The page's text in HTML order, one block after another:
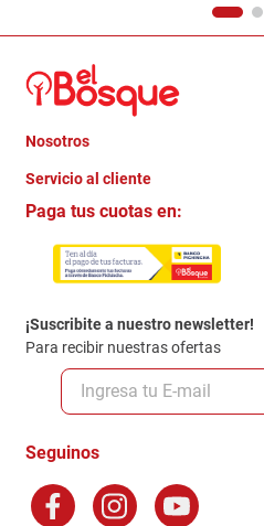
Nosotros
Quienes somos
Trabaja con Nosotros
Contacto
Servicio al cliente
Crédito Directo
Garantia
Politica de Privacidad
Políticas y condiciones GiftCard
Formas de Pago
Terminos y Condiciones
Factura Electronica
Paga tus cuotas en:
¡Suscribite a nuestro newsletter!
Para recibir nuestras ofertas
Seguinos